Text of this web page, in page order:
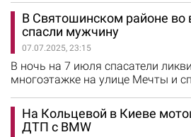
однако в течение дня вторника
+28+30 градусов. В КГГА
столицы быть осмотрительными
природе: не разводите костры в
для этого местах; соблюдайте…
В Святошинском районе во
спасли мужчину
07.07.2025, 23:15
В ночь на 7 июля спасатели
многоэтажке на улице Мечты и
часа ночи в квартире на третьем
дома на улице Мечты в
столицы. Возгорание возникло
На Кольцевой в Киеве
ДТП с BMW